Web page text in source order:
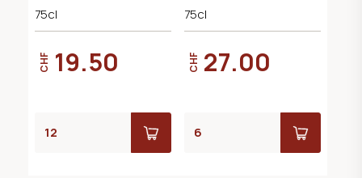
75cl
CHF 19.50
75cl
CHF 27.00